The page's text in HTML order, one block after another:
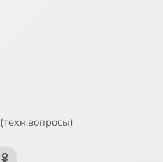
(техн.вопросы)